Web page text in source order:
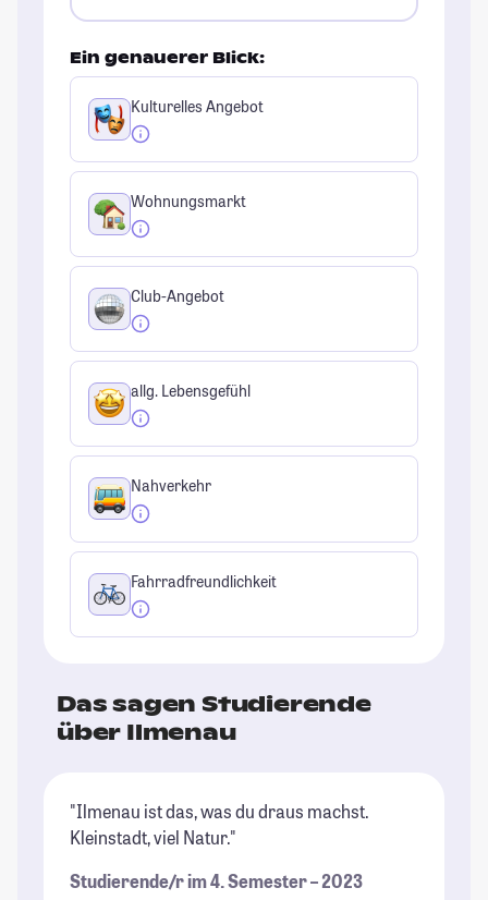
Ein genauerer Blick:
Kulturelles Angebot
Wohnungsmarkt
Club-Angebot
allg. Lebensgefühl
Nahverkehr
Fahrradfreundlichkeit
Das sagen Studierende
über Ilmenau
"Ilmenau ist das, was du draus machst.
Kleinstadt, viel Natur."
Studierende/r im 4. Semester – 2023